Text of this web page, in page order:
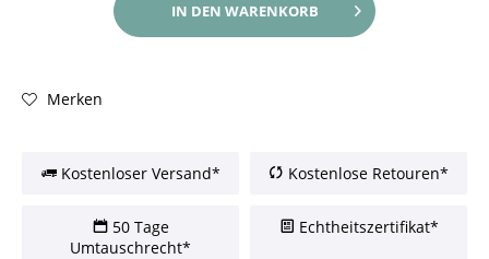
IN DEN WARENKORB
Merken
Kostenloser Versand* Kostenlose Retouren*
50 Tage
Umtauschrecht*
Echtheitszertifikat*